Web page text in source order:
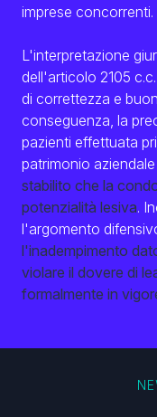
imprese concorrenti.
L'interpretazione
dell'articolo 2105
di correttezza e
conseguenza, la
pazienti effettuata
patrimonio
stabilito che la
potenzialità lesiva.
l'argomento
l'inadempimento
violare il dovere di
formalmente in